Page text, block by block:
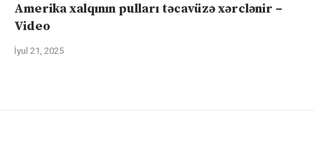
Amerika xalqının pulları təcavüzə xərclənir –
Video
İyul 21, 2025